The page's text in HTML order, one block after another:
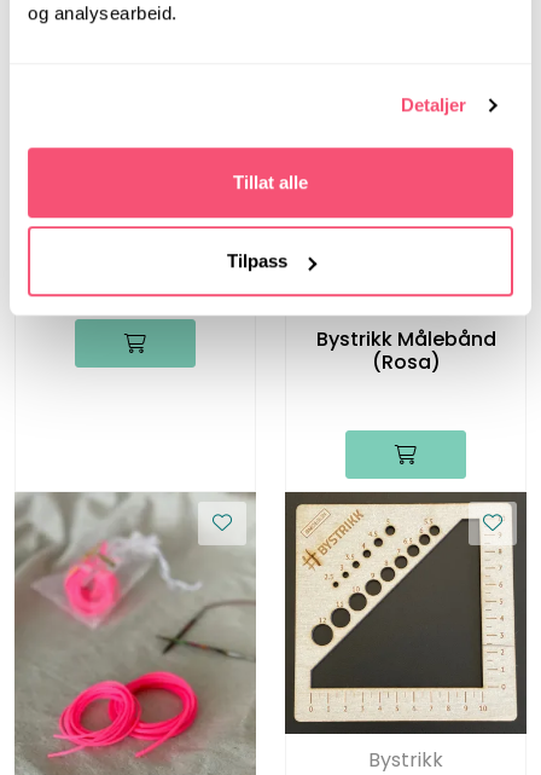
og analysearbeid.
Detaljer
Tillat alle
Tilpass
Lantern Moon, 80 cm,
Bystrikk
Bystrikk Målebånd
(Rosa)
Bystrikk